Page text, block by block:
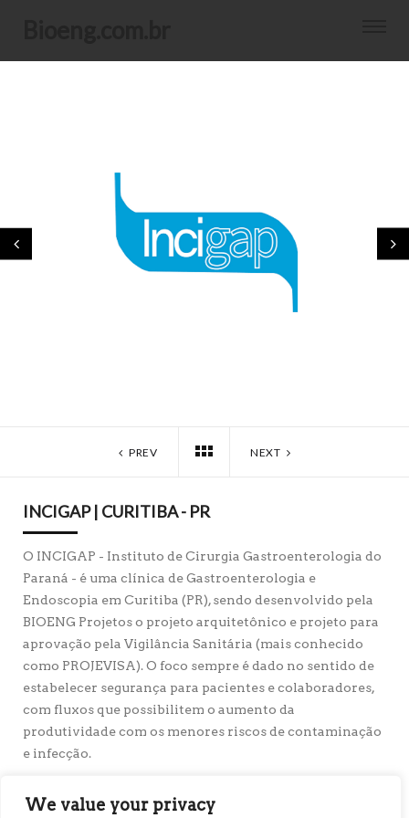
We value your privacy
PREV NEXT
INCIGAP | CURITIBA - PR
O INCIGAP - Instituto de Cirurgia Gastroenterologia do
Paraná - é uma clínica de Gastroenterologia e
Endoscopia em Curitiba (PR), sendo desenvolvido pela
BIOENG Projetos o projeto arquitetônico e projeto para
aprovação pela Vigilância Sanitária (mais conhecido
como PROJEVISA). O foco sempre é dado no sentido de
estabelecer segurança para pacientes e colaboradores,
com fluxos que possibilitem o aumento da
produtividade com os menores riscos de contaminação
e infecção.
Município:Curitiba, PR – Brasil